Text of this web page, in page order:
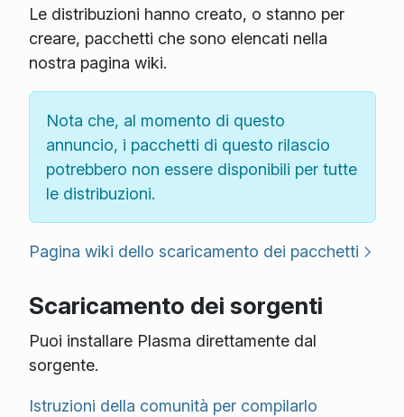
Le distribuzioni hanno creato, o stanno per
creare, pacchetti che sono elencati nella
nostra pagina wiki.
Nota che, al momento di questo
annuncio, i pacchetti di questo rilascio
potrebbero non essere disponibili per tutte
le distribuzioni.
Pagina wiki dello scaricamento dei pacchetti
Scaricamento dei sorgenti
Puoi installare Plasma direttamente dal
sorgente.
Istruzioni della comunità per compilarlo